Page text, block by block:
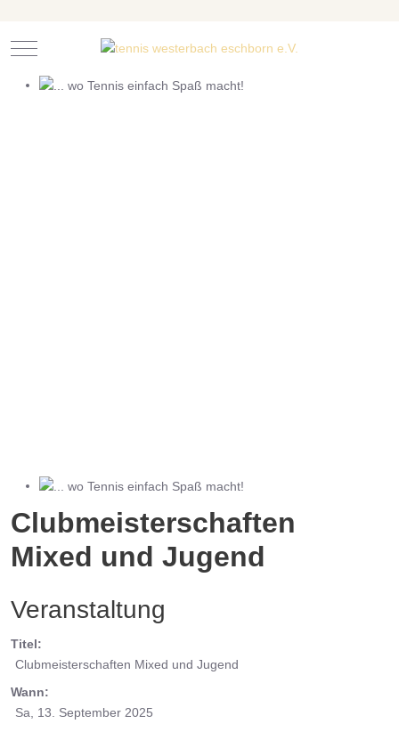
Mobile Menu Toggle
Clubmeisterschaften
Mixed und Jugend
Veranstaltung
Titel:
Clubmeisterschaften Mixed und Jugend
Wann:
Sa, 13. September 2025